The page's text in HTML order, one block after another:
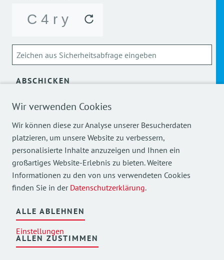
Wir verwenden Cookies
Wir können diese zur Analyse unserer Besucherdaten
platzieren, um unsere Website zu verbessern,
personalisierte Inhalte anzuzeigen und Ihnen ein
großartiges Website-Erlebnis zu bieten. Weitere
Informationen zu den von uns verwendeten Cookies
finden Sie in der Datenschutzerklärung.
ALLE ABLEHNEN
Einstellungen
ALLEN ZUSTIMMEN
ABSCHICKEN
Über die Verarbeitung meiner personenbezogenen Daten
Mehr Einblicke in unsere Arbeit finden Sie auch auf
unseren Social Media Kanälen.